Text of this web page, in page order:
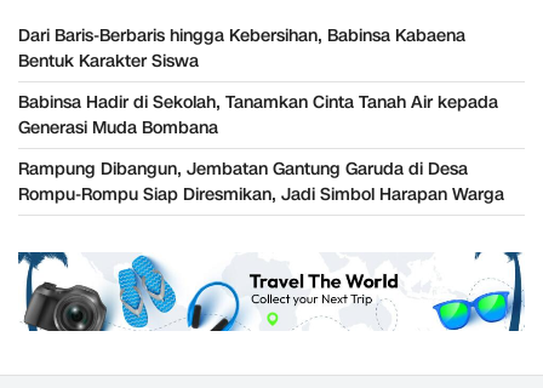
Dari Baris-Berbaris hingga Kebersihan, Babinsa Kabaena
Bentuk Karakter Siswa
Babinsa Hadir di Sekolah, Tanamkan Cinta Tanah Air kepada
Generasi Muda Bombana
Rampung Dibangun, Jembatan Gantung Garuda di Desa
Rompu-Rompu Siap Diresmikan, Jadi Simbol Harapan Warga